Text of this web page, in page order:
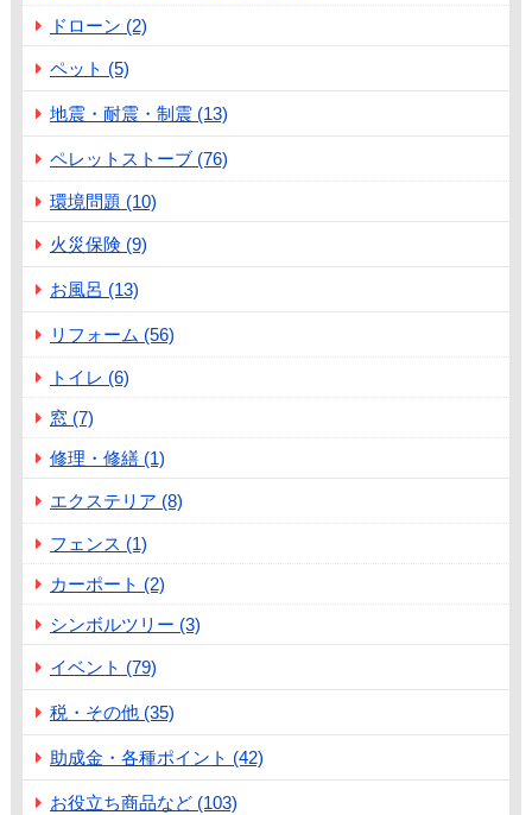
ドローン (2)
ペット (5)
地震・耐震・制震 (13)
ペレットストーブ (76)
環境問題 (10)
火災保険 (9)
お風呂 (13)
リフォーム (56)
トイレ (6)
窓 (7)
修理・修繕 (1)
エクステリア (8)
フェンス (1)
カーポート (2)
シンボルツリー (3)
イベント (79)
税・その他 (35)
助成金・各種ポイント (42)
お役立ち商品など (103)